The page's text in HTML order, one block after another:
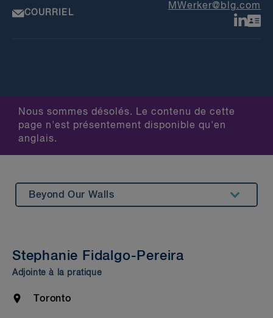
COURRIEL
MWerker@blg.com
Nous sommes désolés. Le contenu de cette
page n'est présentement disponible qu'en
anglais.
Beyond Our Walls
Awards & Recognition
Bar Admission & Education
Stephanie Fidalgo-Pereira
Adjointe à la pratique
Location
Toronto